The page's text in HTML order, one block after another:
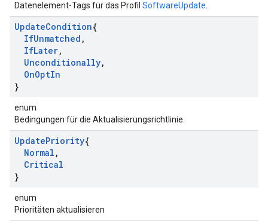
Datenelement-Tags für das Profil SoftwareUpdate
UpdateCondition{
IfUnmatched ,
IfLater,
Unconditionally,
OnOptIn
}
enum
Bedingungen für die Aktualisierungsrichtlinie.
UpdatePriority{
Normal ,
Critical
}
enum
Prioritäten aktualisieren